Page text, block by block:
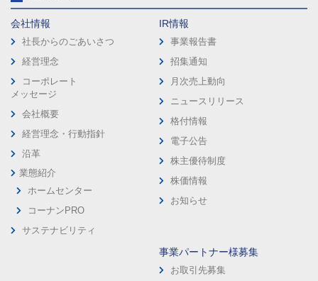
会社情報
社長からのごあいさつ
経営理念
コーポレート
メッセージ
会社概要
経営理念・行動指針
沿革
業態紹介
ホームセンター
コーナンPRO
サステナビリティ
IR情報
事業報告書
招集通知
月次売上動向
ニュースリリース
格付情報
電子公告
株主優待制度
株価情報
お知らせ
事業パートナー様募集
お取引先募集